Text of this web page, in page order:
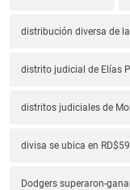
distribución diversa de
distrito judicial de Elías
distritos judiciales de
divisa se ubica en
Dodgers superaron-